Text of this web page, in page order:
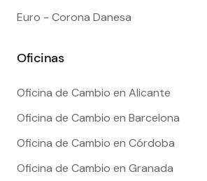
Euro - Corona Danesa
Oficinas
Oficina de Cambio en Alicante
Oficina de Cambio en Barcelona
Oficina de Cambio en Córdoba
Oficina de Cambio en Granada